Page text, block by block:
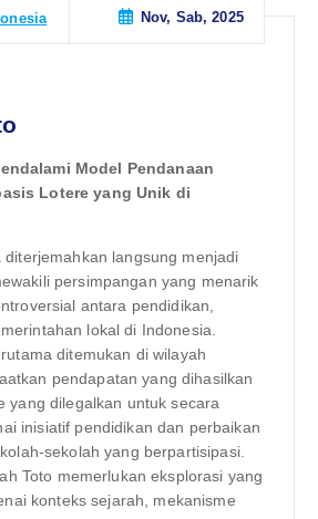
Nov, Sab, 2025
Model Pendanaan
Lotere yang Unik di
diterjemahkan langsung menjadi
persimpangan yang menarik
antara pendidikan,
lokal di Indonesia.
ditemukan di wilayah
pendapatan yang dihasilkan
yang dilegalkan untuk secara
inisiatif pendidikan dan perbaikan
sekolah yang berpartisipasi.
Toto memerlukan eksplorasi yang
konteks sejarah, mekanisme